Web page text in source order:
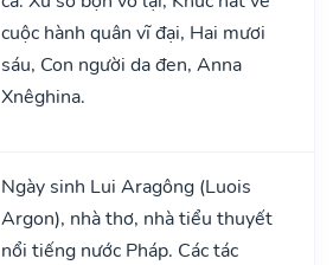
cuộc hành quân vĩ đại, Hai mươi
sáu, Con người da đen, Anna
Xnêghina.
Ngày sinh Lui Aragông (Luois
Argon), nhà thơ, nhà tiểu thuyết
nổi tiếng nước Pháp. Các tác